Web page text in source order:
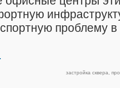
проблему
застройка сквера